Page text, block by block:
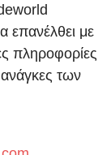
επανέλθει με
πληροφορίες
ανάγκες των